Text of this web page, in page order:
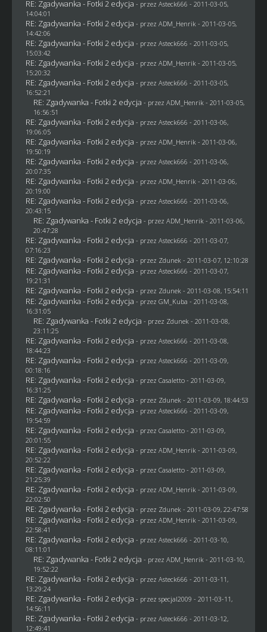
RE: Zgadywanka - Fotki 2 edycja - przez Asteck666 - 2011-03-05,
14:04:01
RE: Zgadywanka - Fotki 2 edycja - przez ADM_Henrik- 2011-03-05,
14:42:06
RE: Zgadywanka - Fotki 2 edycja - przez Asteck666 - 2011-03-05,
15:03:42
RE: Zgadywanka - Fotki 2 edycja - przez ADM_Henrik- 2011-03-05,
15:20:32
RE: Zgadywanka - Fotki 2 edycja - przez Asteck666 - 2011-03-05,
16:52:21
RE: Zgadywanka - Fotki 2 edycja - przez ADM_Henrik- 2011-03-05,
16:56:51
RE: Zgadywanka - Fotki 2 edycja - przez Asteck666 - 2011-03-06,
19:06:05
RE: Zgadywanka - Fotki 2 edycja - przez ADM_Henrik- 2011-03-06,
19:50:19
RE: Zgadywanka - Fotki 2 edycja - przez Asteck666 - 2011-03-06,
20:07:35
RE: Zgadywanka - Fotki 2 edycja - przez ADM_Henrik- 2011-03-06,
20:19:00
RE: Zgadywanka - Fotki 2 edycja - przez Asteck666 - 2011-03-06,
20:43:15
RE: Zgadywanka - Fotki 2 edycja - przez ADM_Henrik- 2011-03-06,
20:47:28
RE: Zgadywanka - Fotki 2 edycja - przez Asteck666 - 2011-03-07,
07:16:23
RE: Zgadywanka - Fotki 2 edycja - przez Zdunek- 2011-03-07, 12:10:28
RE: Zgadywanka - Fotki 2 edycja - przez Asteck666 - 2011-03-07,
19:21:31
RE: Zgadywanka - Fotki 2 edycja - przez Zdunek- 2011-03-08, 15:54:11
RE: Zgadywanka - Fotki 2 edycja - przez GM_Kuba - 2011-03-08,
16:31:05
RE: Zgadywanka - Fotki 2 edycja - przez Zdunek- 2011-03-08,
23:11:25
RE: Zgadywanka - Fotki 2 edycja - przez Asteck666 - 2011-03-08,
18:44:23
RE: Zgadywanka - Fotki 2 edycja - przez Asteck666 - 2011-03-09,
00:18:16
RE: Zgadywanka - Fotki 2 edycja - przez Casaletto- 2011-03-09,
16:31:25
RE: Zgadywanka - Fotki 2 edycja - przez Zdunek- 2011-03-09, 18:44:53
RE: Zgadywanka - Fotki 2 edycja - przez Asteck666 - 2011-03-09,
19:54:59
RE: Zgadywanka - Fotki 2 edycja - przez Casaletto- 2011-03-09,
20:01:55
RE: Zgadywanka - Fotki 2 edycja - przez ADM_Henrik- 2011-03-09,
20:52:22
RE: Zgadywanka - Fotki 2 edycja - przez Casaletto- 2011-03-09,
21:25:39
RE: Zgadywanka - Fotki 2 edycja - przez ADM_Henrik- 2011-03-09,
22:02:50
RE: Zgadywanka - Fotki 2 edycja - przez Zdunek- 2011-03-09, 22:47:58
RE: Zgadywanka - Fotki 2 edycja - przez ADM_Henrik- 2011-03-09,
22:58:41
RE: Zgadywanka - Fotki 2 edycja - przez Asteck666 - 2011-03-10,
08:11:01
RE: Zgadywanka - Fotki 2 edycja - przez ADM_Henrik- 2011-03-10,
19:52:22
RE: Zgadywanka - Fotki 2 edycja - przez Asteck666 - 2011-03-11,
13:29:24
RE: Zgadywanka - Fotki 2 edycja - przez specjal2009 - 2011-03-11,
14:56:11
RE: Zgadywanka - Fotki 2 edycja - przez Asteck666 - 2011-03-12,
12:49:41